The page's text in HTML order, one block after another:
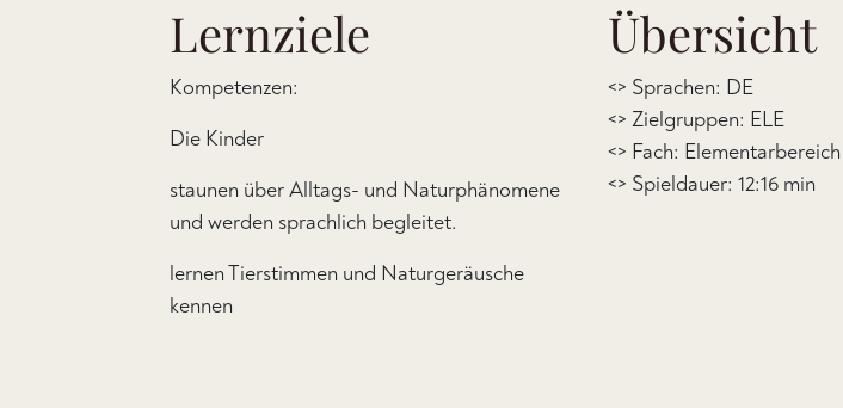
Lernziele
Kompetenzen:
Die Kinder
staunen über Alltags- und Naturphänomene
und werden sprachlich begleitet.
lernen Tierstimmen und Naturgeräusche
kennen
Übersicht
<> Sprachen: DE
<> Zielgruppen: ELE
<> Fach: Elementarbereich
<> Spieldauer: 12:16 min